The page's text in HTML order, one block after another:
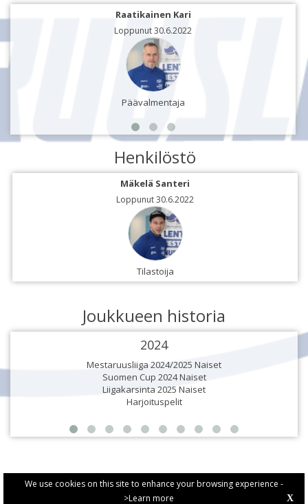
We use cookies on this site to enhance your browsing experience -
>Learn more
X
Raatikainen Kari
Loppunut 30.6.2022
Päävalmentaja
Henkilöstö
Mäkelä Santeri
Loppunut 30.6.2022
Tilastoija
Joukkueen historia
2024
Mestaruusliiga 2024/2025 Naiset
Suomen Cup 2024 Naiset
Liigakarsinta 2025 Naiset
Harjoituspelit